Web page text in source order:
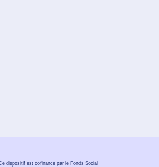
dispositif est cofinancé par le Fonds Social